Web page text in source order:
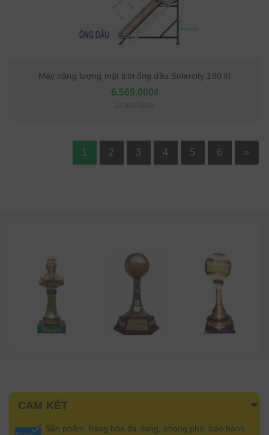
Máy năng lượng mặt trời ống dầu Solarcity 180 lít
6.569.000₫
1 2 3 4 5 6 »
CAM KẾT
Sản phẩm, hàng hóa đa dạng, phong phú, bảo hành